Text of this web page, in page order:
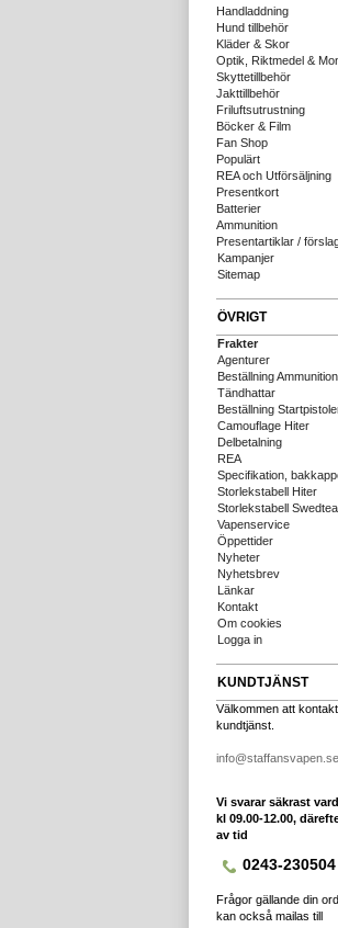
Handladdning
Hund tillbehör
Kläder & Skor
Optik, Riktmedel &
Skyttetillbehör
Jakttillbehör
Friluftsutrustning
Böcker & Film
Fan Shop
Populärt
REA och Utförsäljning
Presentkort
Batterier
Ammunition
Presentartiklar /
Kampanjer
Sitemap
ÖVRIGT
Frakter
Agenturer
Beställning
Tändhattar
Beställning
Camouflage Hiter
Delbetalning
REA
Specifikation,
Storlekstabell Hiter
Storlekstabell
Vapenservice
Öppettider
Nyheter
Nyhetsbrev
Länkar
Kontakt
Om cookies
Logga in
KUNDTJÄNST
Välkommen att
kundtjänst.
info@staffansvapen.se
Vi svarar säkrast
kl 09.00-12.00,
av tid
0243-230504
Frågor gällande din
kan också mailas till